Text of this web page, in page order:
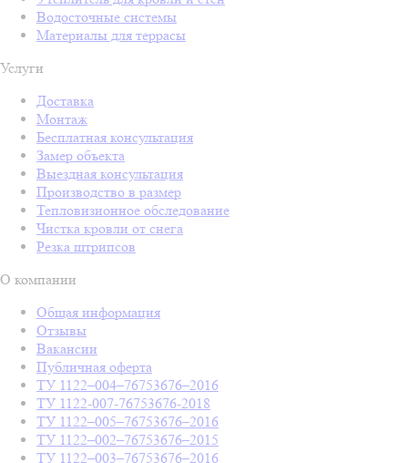
Водосточные системы
Материалы для террасы
Услуги
Доставка
Монтаж
Бесплатная консультация
Замер объекта
Выездная консультация
Производство в размер
Тепловизионное обследование
Чистка кровли от снега
Резка штрипсов
О компании
Общая информация
Отзывы
Вакансии
Публичная оферта
ТУ 1122–004–76753676–2016
ТУ 1122-007-76753676-2018
ТУ 1122–005–76753676–2016
ТУ 1122–002–76753676–2015
ТУ 1122–003–76753676–2016